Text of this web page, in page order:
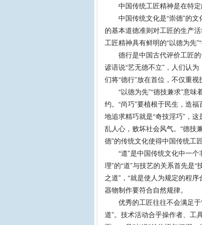
中国传统工匠精神是在特定
中国传统文化是“崇德”的文
的基本道德准则对工匠的生产
工匠精神具有鲜明的“以德为先
德行是中国古代评价工匠的
谚语说“艺无德不立”，人们认
们将“德行”放在首位，不仅重
“以德为先”“德技兼求”意味
约。“尚巧”要植根于民生，造
地追求精巧就是“奇技淫巧”，
乱人心，败坏社会风气。“德技
德”的传统文化使得中国传统工
“道”是中国传统文化中一个
理”的“道”与技艺的关系首先是
之道”，“就是使人为规定的程
器物制作要符合自然规律。
优秀的工匠往往不会满足于“
道”。技术活动合乎操作者、工